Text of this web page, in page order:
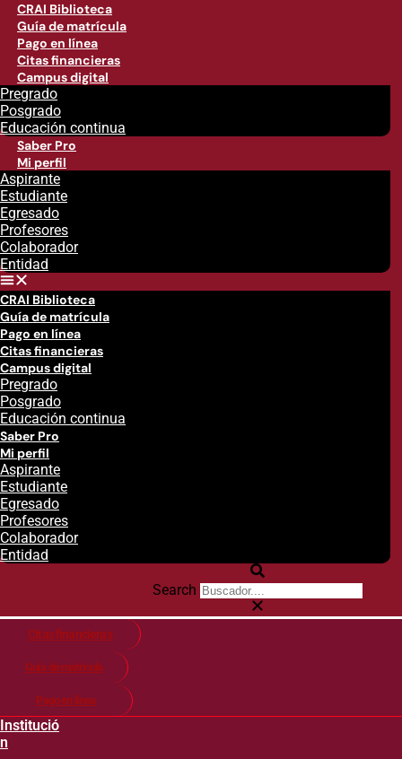
CRAI Biblioteca
Guía de matrícula
Pago en línea
Citas financieras
Campus digital
Pregrado
Posgrado
Educación continua
Saber Pro
Mi perfil
Aspirante
Estudiante
Egresado
Profesores
Colaborador
Entidad
CRAI Biblioteca
Guía de matrícula
Pago en línea
Citas financieras
Campus digital
Pregrado
Posgrado
Educación continua
Saber Pro
Mi perfil
Aspirante
Estudiante
Egresado
Profesores
Colaborador
Entidad
Search
Citas financieras
Guía de matricula
Pago en línea
Institució
n